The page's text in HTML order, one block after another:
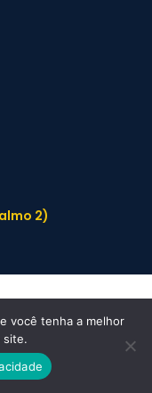
2)
Evangélicos
TikTokWhatsApp
você tenha a melhor
site.